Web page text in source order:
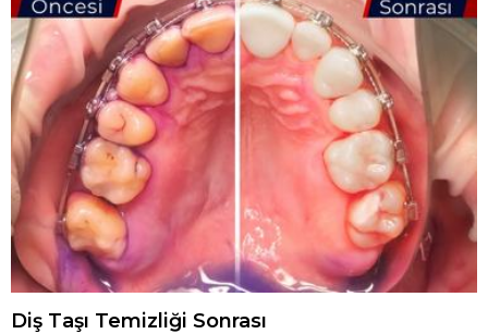
Diş Taşı Temizliği Sonrası